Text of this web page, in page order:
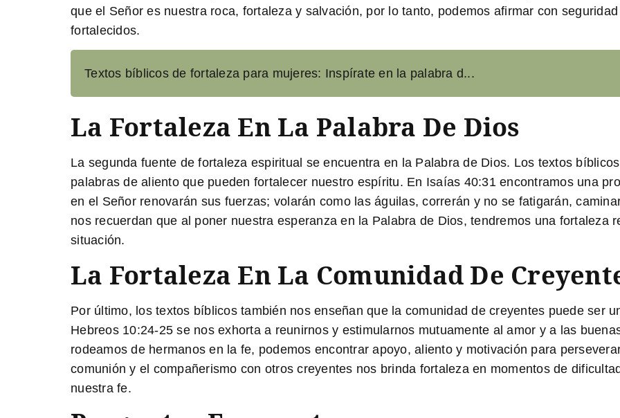
que el Señor es nuestra roca, fortaleza y salvación, por lo tanto, podemos afirmar con seguridad
fortalecidos.
Textos bíblicos de fortaleza para mujeres: Inspírate en la palabra d...
La Fortaleza En La Palabra De Dios
La segunda fuente de fortaleza espiritual se encuentra en la Palabra de Dios. Los textos
palabras de aliento que pueden fortalecer nuestro espíritu. En Isaías 40:31 encontramos una
en el Señor renovarán sus fuerzas; volarán como las águilas, correrán y no se fatigarán,
nos recuerdan que al poner nuestra esperanza en la Palabra de Dios, tendremos una fortaleza
situación.
La Fortaleza En La Comunidad De
Por último, los textos bíblicos también nos enseñan que la comunidad de creyentes puede ser
Hebreos 10:24-25 se nos exhorta a reunirnos y estimularnos mutuamente al amor y a las
rodeamos de hermanos en la fe, podemos encontrar apoyo, aliento y motivación para
comunión y el compañerismo con otros creyentes nos brinda fortalezaen momentos de
nuestra fe.